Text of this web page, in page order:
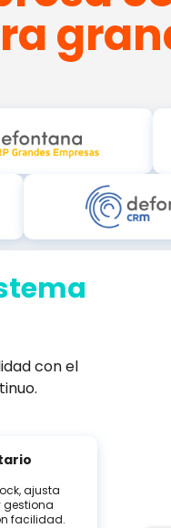
con el
ajusta
facilidad.